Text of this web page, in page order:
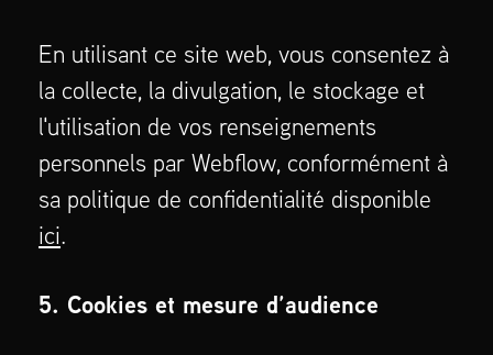
En utilisant ce site web, vous consentez à
la collecte, la divulgation, le stockage et
l'utilisation de vos renseignements
personnels par Webflow, conformément à
sa politique de confidentialité disponible
ici.
5. Cookies et mesure d’audience